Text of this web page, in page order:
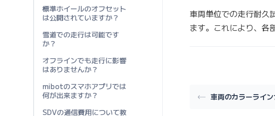
標準ホイールのオフセット
は公開されていますか？
雪道での走行は可能です
か？
オフラインでも走行に影響
はありませんか？
mibotのスマホアプリでは
何が出来ますか？
SDVの通信費用について教
車両単位での走行耐久
ます。これにより、各
車両のカラーライ